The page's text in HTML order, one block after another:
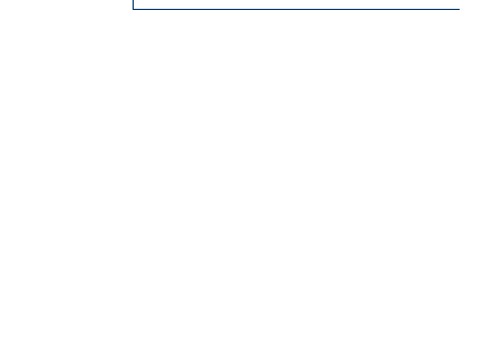
FIFA